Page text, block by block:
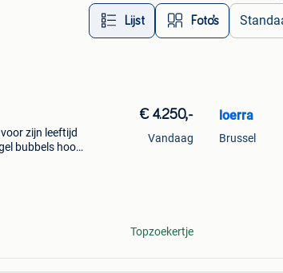
Lijst Foto’s
zijn leeftijd
bubbels hoog
€ 4.250,-
Vandaag
Topzoekertje
loerra
Brussel